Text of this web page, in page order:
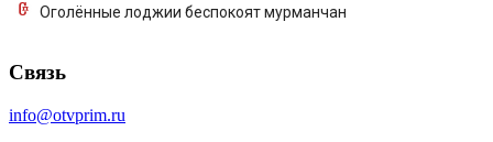
Оголённые лоджии беспокоят мурманчан
Связь
info@otvprim.ru